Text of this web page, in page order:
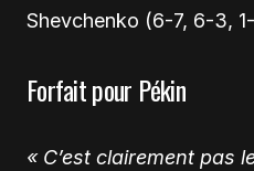
Shevchenko (6-7, 6-3,
Forfait pour Pékin
« C’est clairement pas